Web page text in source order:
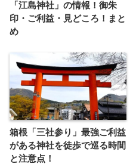
「江島神社」の情報！御朱
印・ご利益・見どころ！まと
め
箱根「三社参り」最強ご利益
がある神社を徒歩で巡る時間
と注意点！